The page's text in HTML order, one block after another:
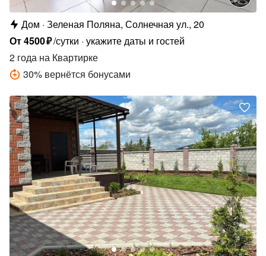
Дом Зеленая Поляна, Солнечная ул., 20
От4500₽/сутки укажите даты и гостей
2 года на Квартирке
30% вернётся бонусами